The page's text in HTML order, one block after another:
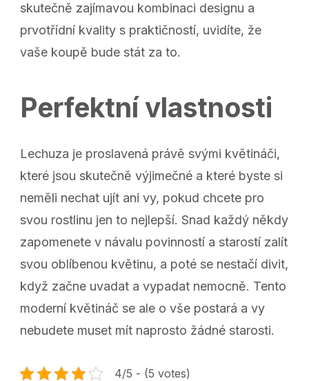
skutečně zajímavou kombinaci designu a
prvotřídní kvality s praktičností, uvidíte, že
vaše koupě bude stát za to.
Perfektní vlastnosti
Lechuza je proslavená právě svými květináči,
které jsou skutečně výjimečné a které byste si
neměli nechat ujít ani vy, pokud chcete pro
svou rostlinu jen to nejlepší. Snad každý někdy
zapomenete v návalu povinností a starostí zalít
svou oblíbenou květinu, a poté se nestačí divit,
když začne uvadat a vypadat nemocně. Tento
moderní květináč se ale o vše postará a vy
nebudete muset mít naprosto žádné starosti.
4/5 - (5 votes)